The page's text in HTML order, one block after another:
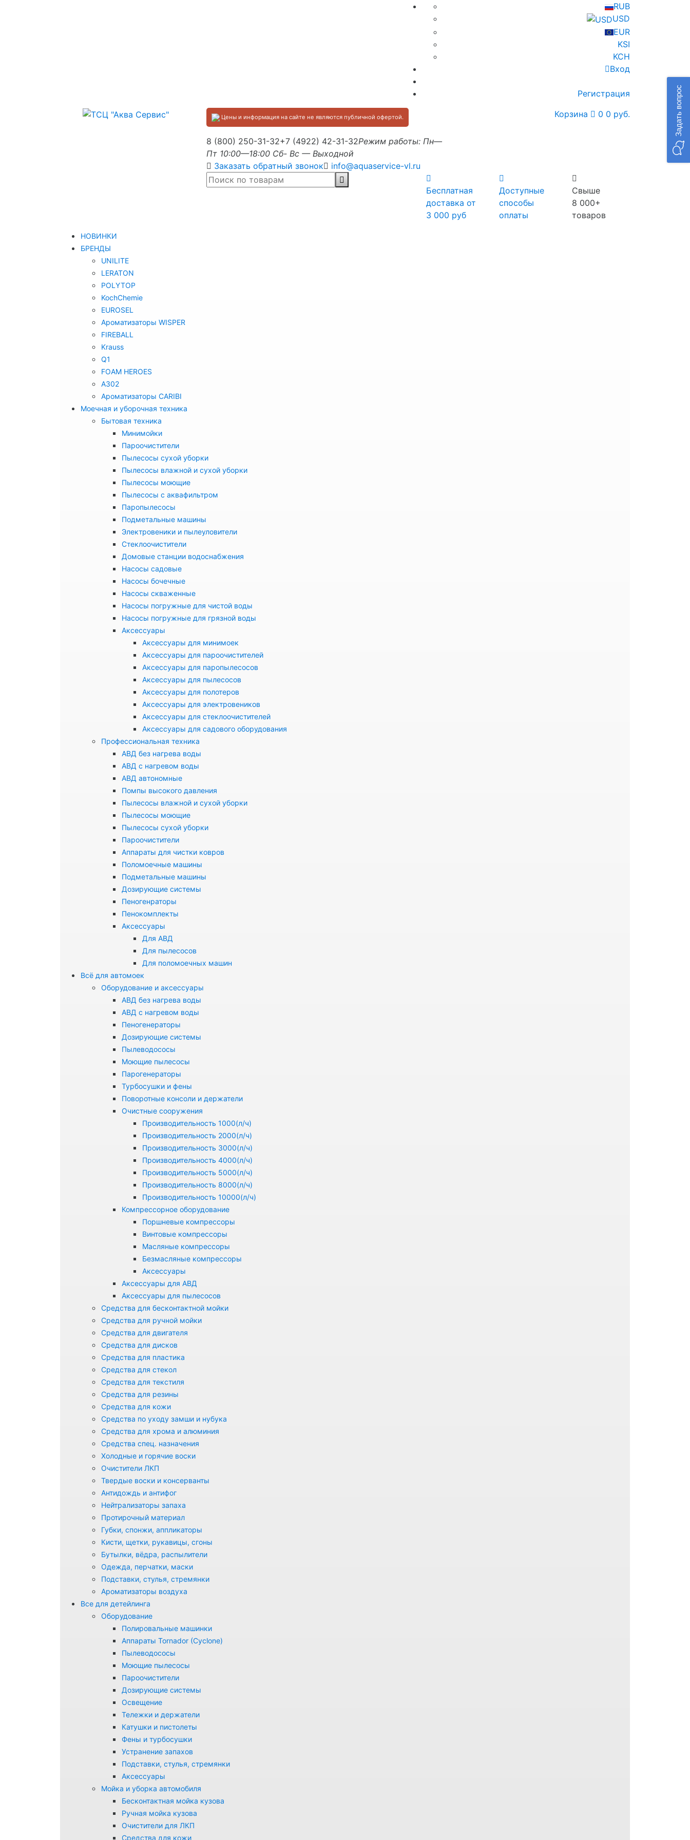
RUB
USD
EUR
KSI
KCH
Вход
Регистрация
Цены и информация на сайте не являются публичной офертой.
8 (800) 250-31-32+7 (4922) 42-31-32Режим работы: Пн—
Пт 10:00—18:00 Сб- Вс — Выходной
Заказать обратный звонок
info@aquaservice-vl.ru
Корзина 0 0 руб.
Бесплатная
доставка от
3 000 руб
Доступные
способы
оплаты
Свыше
8 000+
товаров
НОВИНКИ
БРЕНДЫ
UNILITE
LERATON
POLYTOP
KochChemie
EUROSEL
Ароматизаторы WISPER
FIREBALL
Krauss
Q1
FOAM HEROES
A302
Ароматизаторы CARIBI
Моечная и уборочная техника
Бытовая техника
Минимойки
Пароочистители
Пылесосы сухой уборки
Пылесосы влажной и сухой уборки
Пылесосы моющие
Пылесосы с аквафильтром
Паропылесосы
Подметальные машины
Электровеники и пылеуловители
Стеклоочистители
Домовые станции водоснабжения
Насосы садовые
Насосы бочечные
Насосы скваженные
Насосы погружные для чистой воды
Насосы погружные для грязной воды
Аксессуары
Аксессуары для минимоек
Аксессуары для пароочистителей
Аксессуары для паропылесосов
Аксессуары для пылесосов
Аксессуары для полотеров
Аксессуары для электровеников
Аксессуары для стеклоочистителей
Аксессуары для садового оборудования
Профессиональная техника
АВД без нагрева воды
АВД с нагревом воды
АВД автономные
Помпы высокого давления
Пылесосы влажной и сухой уборки
Пылесосы моющие
Пылесосы сухой уборки
Пароочистители
Аппараты для чистки ковров
Поломоечные машины
Подметальные машины
Дозирующие системы
Пеногенраторы
Пенокомплекты
Аксессуары
Для АВД
Для пылесосов
Для поломоечных машин
Всё для автомоек
Оборудование и аксессуары
АВД без нагрева воды
АВД с нагревом воды
Пеногенераторы
Дозирующие системы
Пылеводососы
Моющие пылесосы
Парогенераторы
Турбосушки и фены
Поворотные консоли и держатели
Очистные сооружения
Производительность 1000(л/ч)
Производительность 2000(л/ч)
Производительность 3000(л/ч)
Производительность 4000(л/ч)
Производительность 5000(л/ч)
Производительность 8000(л/ч)
Производительность 10000(л/ч)
Компрессорное оборудование
Поршневые компрессоры
Винтовые компрессоры
Масляные компрессоры
Безмасляные компрессоры
Аксессуары
Аксессуары для АВД
Аксессуары для пылесосов
Средства для бесконтактной мойки
Средства для ручной мойки
Средства для двигателя
Средства для дисков
Средства для пластика
Средства для стекол
Средства для текстиля
Средства для резины
Средства для кожи
Средства по уходу замши и нубука
Средства для хрома и алюминия
Средства спец. назначения
Холодные и горячие воски
Очистители ЛКП
Твердые воски и консерванты
Антидождь и антифог
Нейтрализаторы запаха
Протирочный материал
Губки, спонжи, аппликаторы
Кисти, щетки, рукавицы, сгоны
Бутылки, вёдра, распылители
Одежда, перчатки, маски
Подставки, стулья, стремянки
Ароматизаторы воздуха
Все для детейлинга
Оборудование
Полировальные машинки
Аппараты Tornador (Cyclone)
Пылеводососы
Моющие пылесосы
Пароочистители
Дозирующие системы
Освещение
Тележки и держатели
Катушки и пистолеты
Фены и турбосушки
Устранение запахов
Подставки, стулья, стремянки
Аксессуары
Мойка и уборка автомобиля
Бесконтактная мойка кузова
Ручная мойка кузова
Очистители для ЛКП
Средства для кожи
Задать вопрос